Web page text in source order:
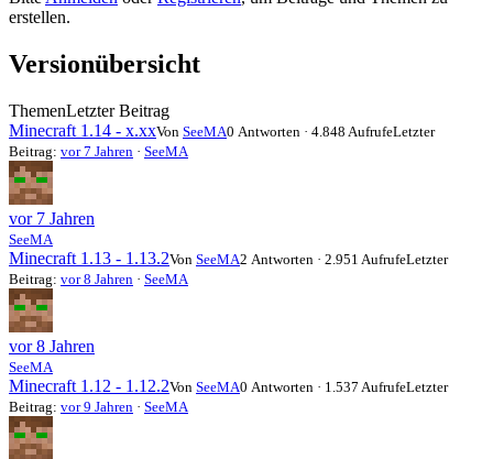
-
bist
hier:
erstellen.
Versionübersicht
ThemenLetzter Beitrag
Minecraft 1.14 - x.xxVon SeeMA0 Antworten · 4.848 AufrufeLetzter
Beitrag: vor 7 Jahren · SeeMA
vor 7 Jahren
SeeMA
Minecraft 1.13 - 1.13.2Von SeeMA2 Antworten · 2.951 AufrufeLetzter
Beitrag: vor 8 Jahren · SeeMA
vor 8 Jahren
SeeMA
Minecraft 1.12 - 1.12.2Von SeeMA0 Antworten · 1.537 AufrufeLetzter
Beitrag: vor 9 Jahren · SeeMA